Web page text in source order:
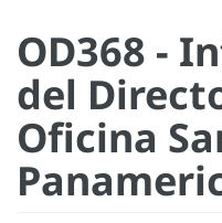
OD368 -
del
Oficina